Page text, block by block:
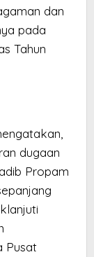
dan
pada
Tahun
dugaan
Propam
Pusat